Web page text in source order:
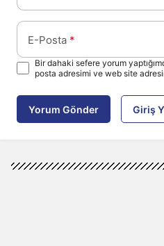
E-Posta *
Bir dahaki sefere yorum
posta adresimi ve web site
Yorum Gönder Giriş